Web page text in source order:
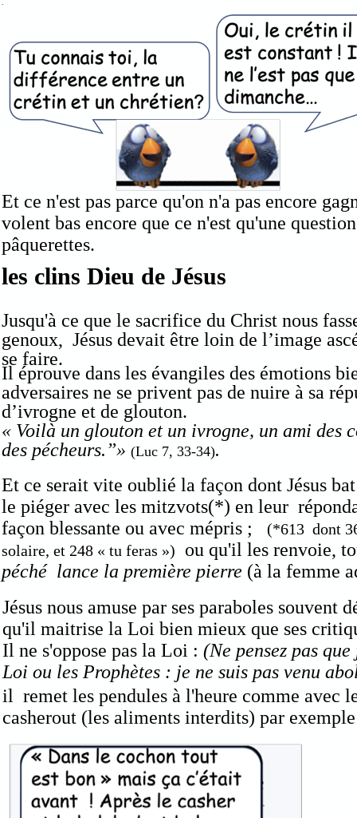
les clins Dieu de Jésus
Et ce serait vite oublié la façon dont Jésus
le piéger avec les mitzvots(*) en leur
façon blessante ou avec mépris ;(*613 dont
solaire, et 248 « tu feras »)
ou qu'il les renvoie,
péché lance la première pierre (à la femme
Il éprouve dans les évangiles des émotions
adversaires ne se privent pas de nuire à sa
d’ivrogne et de glouton.
« Voilà un glouton et un ivrogne, un ami des
des pécheurs.”»(Luc 7, 33-34).
Jésus nous amuse par ses paraboles souvent
qu'il maitrise la Loi bien mieux que ses
Il ne s'oppose pas la Loi :(Ne pensez pas
Loi ou les Prophètes : je ne suis pas venu
Jusqu'à ce que le sacrifice du Christ nous
genoux, Jésus devait être loin de l’image
se faire.
Et ce n'est pas parce qu'on n'a pas encore
volent bas encore que ce n'est qu'une
il remet les pendules à l'heure comme avec
casherout (les aliments interdits) par